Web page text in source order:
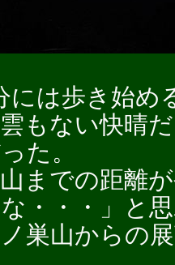
には歩き始め
もない快晴
た。
までの距離
な・・・」と
巣山からの